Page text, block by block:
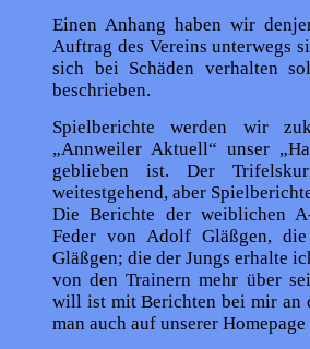
Einen Anhang haben wir
Auftrag des Vereins unterwegs
sich bei Schäden verhalten
beschrieben.
Spielberichte werden wir
„Annweiler Aktuell“ unser
geblieben ist. Der
weitestgehend, aber
Die Berichte der weiblichen
Feder von Adolf Gläßgen,
Gläßgen; die der Jungs erhalte
von den Trainern mehr über
will ist mit Berichten bei mir an
man auch auf unserer